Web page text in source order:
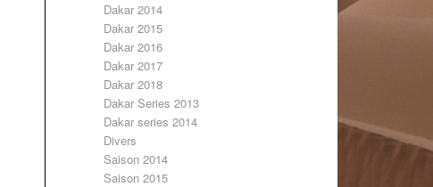
Dakar 2014
Dakar 2015
Dakar 2016
Dakar 2017
Dakar 2018
Dakar Series 2013
Dakar series 2014
Divers
Saison 2014
Saison 2015